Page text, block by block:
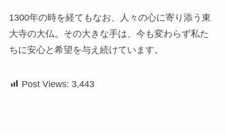
1300年の時を経てもなお、人々の心に寄り添う東
大寺の大仏。その大きな手は、今も変わらず私た
ちに安心と希望を与え続けています。
Post Views: 3,443